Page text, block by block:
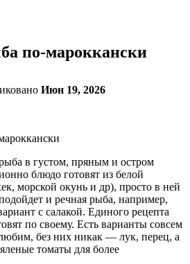
по-мароккански
Июн 19, 2026
в густом, пряным и остром
блюдо готовят из белой
морской окунь и др), просто в ней
и речная рыба, например,
с салакой. Единого рецепта
по своему. Есть варианты совсем
без них никак — лук, перец, а
томаты для более